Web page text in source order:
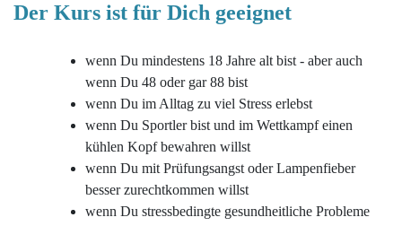
Der Kurs ist für Dich geeignet
wenn Du mindestens 18 Jahre alt bist - aber auch
wenn Du 48 oder gar 88 bist
wenn Du im Alltag zu viel Stress erlebst
wenn Du Sportler bist und im Wettkampf einen
kühlen Kopf bewahren willst
wenn Du mit Prüfungsangst oder Lampenfieber
besser zurechtkommen willst
wenn Du stressbedingte gesundheitliche Probleme